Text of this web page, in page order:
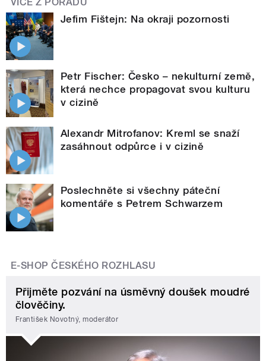
VÍCE Z POŘADU
Jefim Fištejn: Na okraji pozornosti
Petr Fischer: Česko – nekulturní země,
která nechce propagovat svou kulturu
v cizině
Alexandr Mitrofanov: Kreml se snaží
zasáhnout odpůrce i v cizině
Poslechněte si všechny páteční
komentáře s Petrem Schwarzem
E-SHOP ČESKÉHO ROZHLASU
Přijměte pozvání na úsměvný doušek moudré
člověčiny.
František Novotný, moderátor